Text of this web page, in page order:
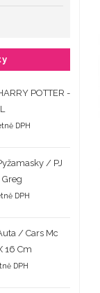
POTTER -
DPH
/ PJ
DPH
/ Cars Mc
16 Cm
DPH